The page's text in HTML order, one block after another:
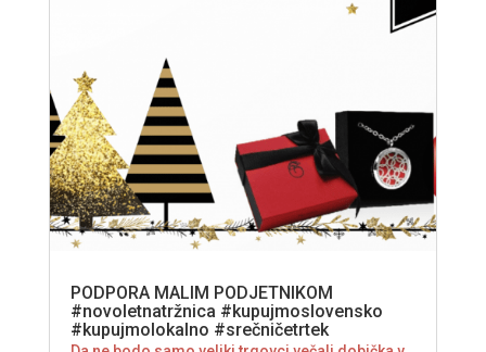
PODPORA MALIM PODJETNIKOM
#novoletnatržnica #kupujmoslovensko
#kupujmolokalno #srečničetrtek